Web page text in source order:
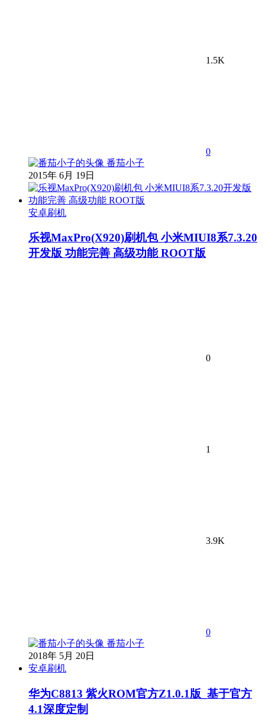
1.5K
0
番茄小子
2015年 6月 19日
安卓刷机
乐视MaxPro(X920)刷机包 小米MIUI8系7.3.20
开发版 功能完善 高级功能 ROOT版
0
1
3.9K
0
番茄小子
2018年 5月 20日
安卓刷机
华为C8813 紫火ROM官方Z1.0.1版_基于官方
4.1深度定制